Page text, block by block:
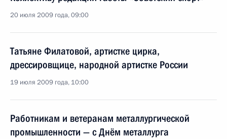
20 июля 2009 года, 09:00
Татьяне Филатовой, артистке цирка,
дрессировщице, народной артистке России
19 июля 2009 года, 10:00
Работникам и ветеранам металлургической
промышленности — с Днём металлурга